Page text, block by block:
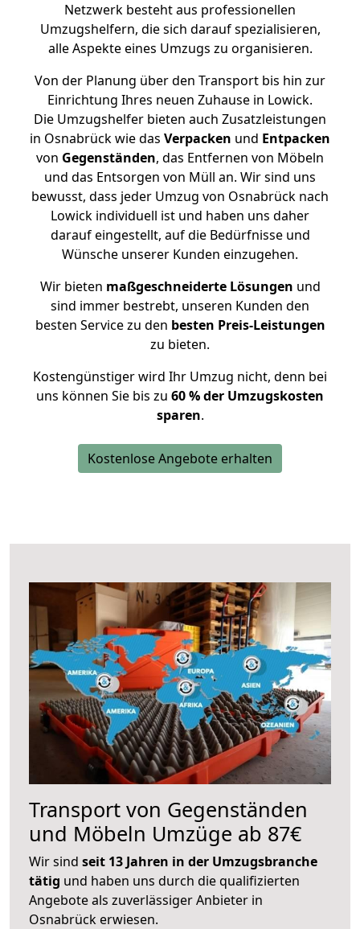
Netzwerk besteht aus professionellen
Umzugshelfern, die sich darauf spezialisieren,
alle Aspekte eines Umzugs zu organisieren.
Von der Planung über den Transport bis hin zur
Einrichtung Ihres neuen Zuhause in Lowick.
Die Umzugshelfer bieten auch Zusatzleistungen
in Osnabrück wie das Verpacken und Entpacken
von Gegenständen, das Entfernen von Möbeln
und das Entsorgen von Müll an. Wir sind uns
bewusst, dass jeder Umzug von Osnabrück nach
Lowick individuell ist und haben uns daher
darauf eingestellt, auf die Bedürfnisse und
Wünsche unserer Kunden einzugehen.
Wir bieten maßgeschneiderte Lösungen und
sind immer bestrebt, unseren Kunden den
besten Service zu den besten Preis-Leistungen
zu bieten.
Kostengünstiger wird Ihr Umzug nicht, denn bei
uns können Sie bis zu 60 % der Umzugskosten
sparen.
Kostenlose Angebote erhalten
Transport von Gegenständen
und Möbeln Umzüge ab 87€
Wir sind seit 13 Jahren in der Umzugsbranche
tätig und haben uns durch die qualifizierten
Angebote als zuverlässiger Anbieter in
Osnabrück erwiesen.